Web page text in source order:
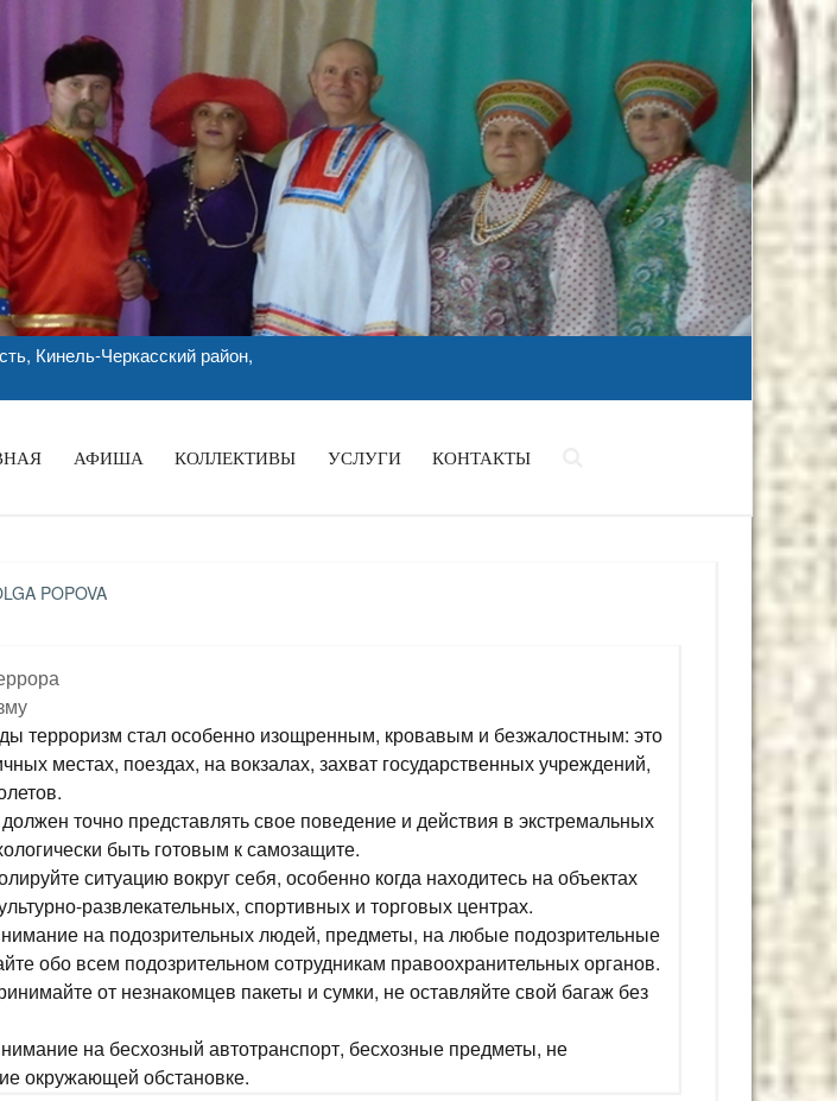
Кинель-Черкасский район,
АФИША КОЛЛЕКТИВЫ УСЛУГИ КОНТАКТЫ
POPOVA
терроризм стал особенно изощренным, кровавым и безжалостным: это
местах, поездах, на вокзалах, захват государственных учреждений,
точно представлять свое поведение и действия в экстремальных
быть готовым к самозащите.
ситуацию вокруг себя, особенно когда находитесь на объектах
развлекательных, спортивных и торговых центрах.
на подозрительных людей, предметы, на любые подозрительные
обо всем подозрительном сотрудникам правоохранительных органов.
от незнакомцев пакеты и сумки, не оставляйте свой багаж без
на бесхозный автотранспорт, бесхозные предметы, не
окружающей обстановке.